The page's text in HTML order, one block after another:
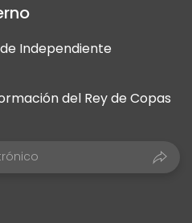
Independiente
del Rey de Copas